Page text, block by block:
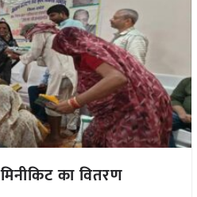
का वितरण